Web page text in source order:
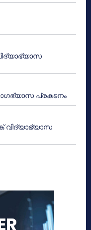
പ്രകടനം
വിദ്യാഭ്യാസ